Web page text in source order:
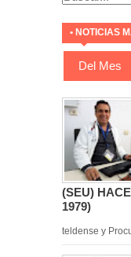
• NOTICIAS
Del Mes
(SEU)
1979)
El
teldense y